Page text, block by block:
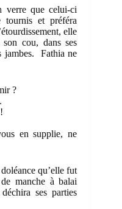
verre que celui-ci
et préféra
elle
cou, dans ses
jambes. Fathia ne
?
en supplie, ne
qu’elle fut
manche à balai
ses parties